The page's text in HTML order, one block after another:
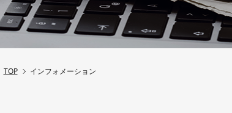
TOP インフォメーション